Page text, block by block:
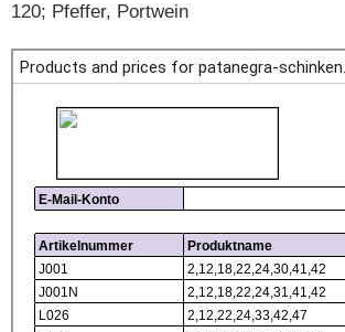
120; Pfeffer, Portwein